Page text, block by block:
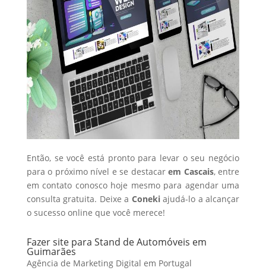
Então, se você está pronto para levar o seu negócio
para o próximo nível e se destacarem Cascais, entre
em contato conosco hoje mesmo para agendar uma
consulta gratuita. Deixe a Conekiajudá-lo a alcançar
o sucesso online que você merece!
Fazer site para Stand de Automóveis em
Guimarães
Agência de Marketing Digital em Portugal